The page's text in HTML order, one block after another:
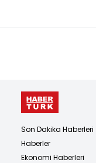
Son Dakika Haberleri
Haberler
Ekonomi Haberleri